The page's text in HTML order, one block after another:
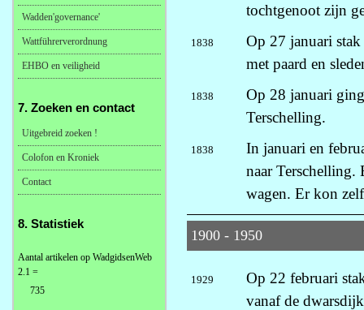
tochtgenoot zijn
1838
Op 27 januari stak
met paard en
1838
Op 28 januari
Terschelling.
1838
In januari en
naar Terschelling.
wagen. Er kon
1900 - 1950
1929
Op 22 februari
vanaf de
Wadden'governance'
Wattführerverordnung
EHBO en veiligheid
7. Zoeken en contact
Uitgebreid zoeken !
Colofon en Kroniek
Contact
8. Statistiek
Aantal artikelen op WadgidsenWeb
2.1 =
735